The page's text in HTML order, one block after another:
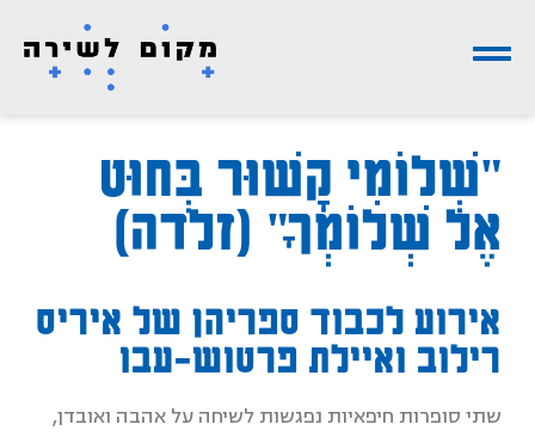
"שְׁלוֹמִי קָשׁוּר בְּחוּט
אֶל שְׁלוֹמְךָ" (זלדה)
אירוע לכבוד ספריהן של איריס
רילוב ואיילת פרטוש-עבו
שתי סופרות חיפאיות נפגשות לשיחה על אהבה ואובדן,